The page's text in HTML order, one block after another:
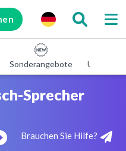
Sonderangebote
Sprecher
Brauchen Sie Hilfe?